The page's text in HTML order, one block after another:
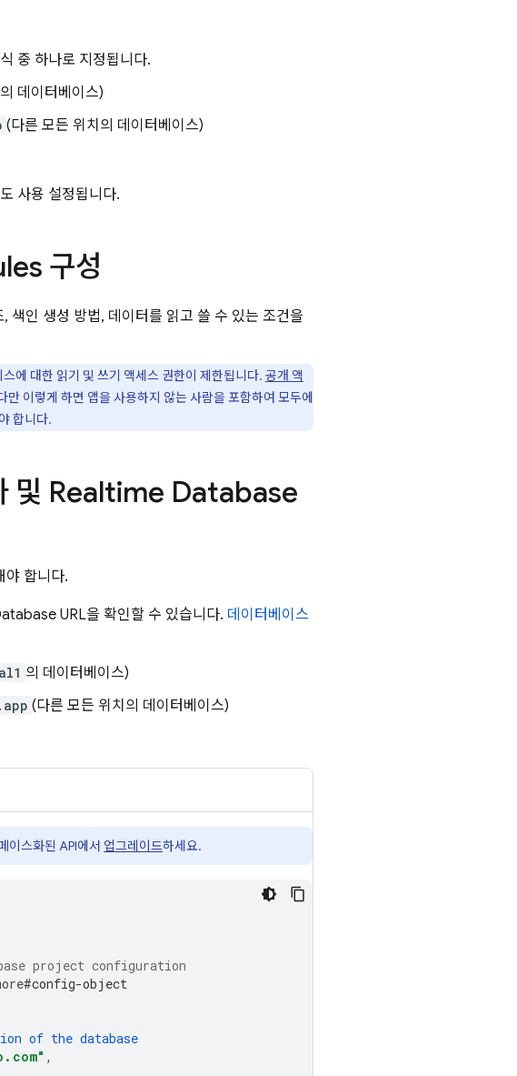
중 하나로 지정됩니다.
의 데이터베이스)
(다른 모든 위치의 데이터베이스)
사용 설정됩니다.
구성
색인 생성 방법, 데이터를 읽고 쓸 수 있는 조건을
에 대한 읽기 및 쓰기 액세스 권한이 제한됩니다. 공개 액
이렇게 하면 앱을 사용하지 않는 사람을 포함하여 모두에
합니다.
및 Realtime Database
야 합니다.
URL을 확인할 수 있습니다. 데이터베이스
의 데이터베이스)
(다른 모든 위치의 데이터베이스)
이스화된 API에서 업그레이드하세요.
project configuration
#config-object
of the database
,